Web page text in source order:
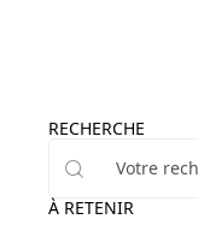
RECHERCHE
À RETENIR